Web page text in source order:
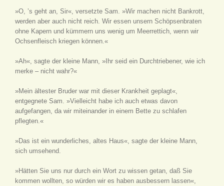
»O, ’s geht an, Sir«, versetzte Sam. »Wir machen nicht Bankrott,
werden aber auch nicht reich. Wir essen unsern Schöpsenbraten
ohne Kapern und kümmern uns wenig um Meerrettich, wenn wir
Ochsenfleisch kriegen können.«
»Ah«, sagte der kleine Mann, »Ihr seid ein Durchtriebener, wie ich
merke – nicht wahr?«
»Mein ältester Bruder war mit dieser Krankheit geplagt«,
entgegnete Sam. »Vielleicht habe ich auch etwas davon
aufgefangen, da wir miteinander in einem Bette zu schlafen
pflegten.«
»Das ist ein wunderliches, altes Haus«, sagte der kleine Mann,
sich umsehend.
»Hätten Sie uns nur durch ein Wort zu wissen getan, daß Sie
kommen wollten, so würden wir es haben ausbessern lassen«,